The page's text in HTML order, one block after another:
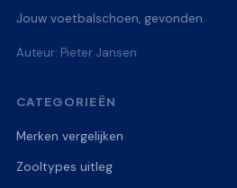
Jouw voetbalschoen, gevonden.
Auteur: Pieter Jansen
CATEGORIEËN
Merken vergelijken
Zooltypes uitleg